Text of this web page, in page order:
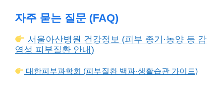
자주 묻는 질문 (FAQ)
서울아산병원 건강정보 (피부 종기·농양 등 감
염성 피부질환 안내)
대한피부과학회 (피부질환 백과·생활습관 가이드)